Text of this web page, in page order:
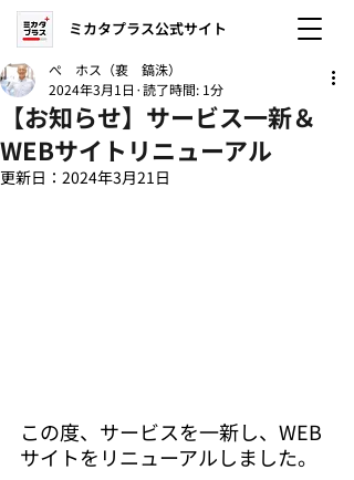
ミカタプラス公式サイト
【お知らせ】サービス一新＆
WEBサイトリニューアル
ぺ ホス（裵 鎬洙）
2024年3月1日 読了時間: 1分
更新日： 2024年3月21日
この度、サービスを一新し、WEB
サイトをリニューアルしました。